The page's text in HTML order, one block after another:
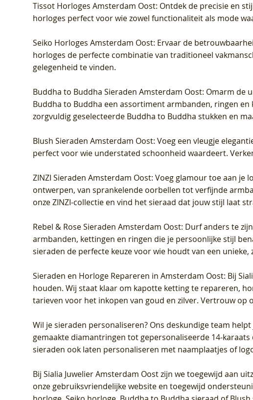
Tissot Horloges Amsterdam Oost: Ontdek de precisie en
horloges perfect voor wie zowel functionaliteit als mode
Seiko Horloges Amsterdam Oost: Ervaar de
horloges de perfecte combinatie van traditioneel
gelegenheid te vinden.
Buddha to Buddha Sieraden Amsterdam Oost: Omarm de
Buddha to Buddha een assortiment armbanden, ringen
zorgvuldig geselecteerde Buddha to Buddha stukken en
Blush Sieraden Amsterdam Oost: Voeg een vleugje
perfect voor wie understated schoonheid waardeert.
ZINZI Sieraden Amsterdam Oost: Voeg glamour toe aan je
ontwerpen, van sprankelende oorbellen tot verfijnde
onze ZINZI-collectie en vind het sieraad dat jouw stijl laat
Rebel & Rose Sieraden Amsterdam Oost: Durf anders te
armbanden, kettingen en ringen die je persoonlijke stijl
sieraden de perfecte keuze voor wie houdt van een
Sieraden en Horloge Repareren in Amsterdam Oost: Bij
houden. Wij staat klaar om kapotte ketting te repareren,
tarieven voor het inkopen van goud en zilver. Vertrouw op
Wil je sieraden personaliseren? Ons deskundige team
gemaakte diamantringen tot gepersonaliseerde 14-
sieraden ook laten personaliseren met naamplaatjes of
BijSialia Juwelier Amsterdam Oostzijn we toegewijd aan
onze gebruiksvriendelijke website en toegewijd